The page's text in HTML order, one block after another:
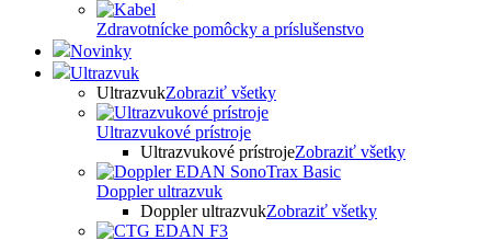
Zdravotnícke pomôcky a príslušenstvo
Novinky
Ultrazvuk
UltrazvukZobraziť všetky
Ultrazvukové prístroje
Ultrazvukové prístrojeZobraziť všetky
Doppler ultrazvuk
Doppler ultrazvukZobraziť všetky